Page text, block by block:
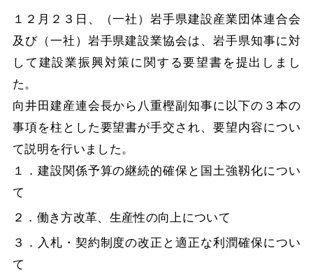
１２月２３日、（一社）岩手県建設産業団体連合会
及び（一社）岩手県建設業協会は、岩手県知事に対
して建設業振興対策に関する要望書を提出しまし
た。
向井田建産連会長から八重樫副知事に以下の３本の
事項を柱とした要望書が手交され、要望内容につい
て説明を行いました。
１．建設関係予算の継続的確保と国土強靱化につい
て
２．働き方改革、生産性の向上について
３．入札・契約制度の改正と適正な利潤確保につい
て